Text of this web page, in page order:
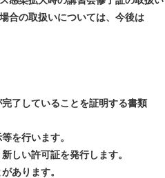
合の取扱いについては、今後は
了していることを証明する書類
を行います。
しい許可証を発行します。
あります。